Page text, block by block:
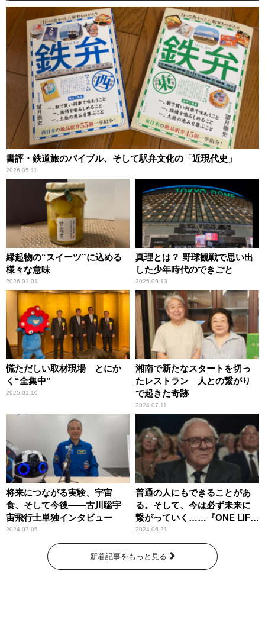
書評・鉄道旅のバイブル、そして駅弁文化の「近現代史」
2026.05.11
縁起物の“スイーツ”に込める
様々な意味
2026.01.01
真理とは？ 野球観戦で思い出
した少年時代のできごと
2025.09.13
慌ただしい取材現場 とにか
く“全集中”
2025.01.10
湘南で新たなスタートを切っ
たレストラン 人との繋がり
で起きた奇跡
2024.07.11
将来につながる実験、宇宙
食、そして今後――古川聡宇
宙飛行士単独インタビュー
2024.07.05
普通の人にもできることがあ
る。そして、今は必ず未来に
繋がっていく……『ONE LIFE
奇跡が繋いだ6000の命』
2024.06.21
新着記事をもっと見る